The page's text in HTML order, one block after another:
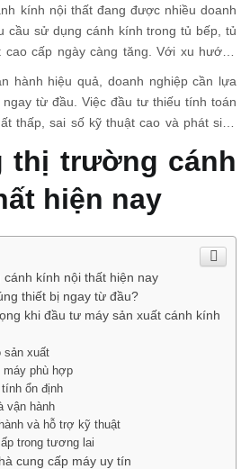
kính nội thất đang được nhiều doanh
cầu sử dụng cánh kính trong tủ bếp, tủ
cấp ngày càng tăng. Với xu hướng
gia công và sản xuất.
hành hiệu quả, doanh nghiệp cần lựa
từ đầu. Việc đầu tư thiếu tính toán
thấp, sai số kỹ thuật cao và phát sinh
thống máy sản xuất cánh kính nội thất.
thị trường cánh
hiện nay
kính nội thất hiện nay
thiết bị ngay từ đầu?
khi đầu tư máy sản xuất cánh kính
sản xuất
máy phù hợp
ổn định
vận hành
và hỗ trợ kỹ thuật
trong tương lai
cung cấp máy uy tín